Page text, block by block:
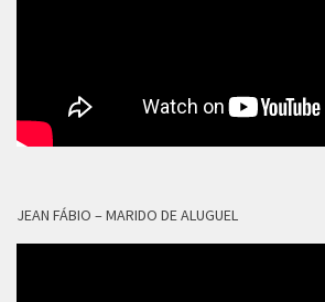
JEAN FÁBIO – MARIDO DE ALUGUEL